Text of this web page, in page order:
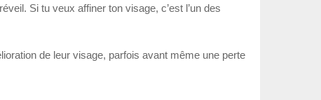
Si tu veux affiner ton visage, c’est l’un des
de leur visage, parfois avant même une perte